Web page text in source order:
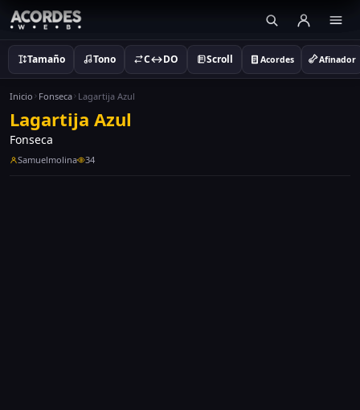
Tamaño Tono C↔DO Scroll Acordes Afinador
Inicio Fonseca Lagartija Azul
Lagartija Azul
Fonseca
Samuelmolina 34